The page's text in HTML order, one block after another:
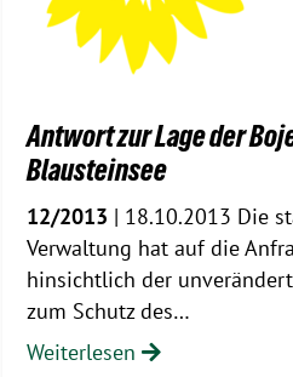
Antwort zur Lage der
Blausteinsee
12/2013 | 18.10.2013 Die
Verwaltung hat auf die
hinsichtlich der
zum Schutz des…
Weiterlesen